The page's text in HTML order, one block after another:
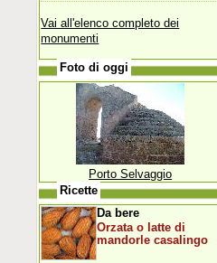
Vai all'elenco completo dei
monumenti
Foto di oggi
Porto Selvaggio
Ricette
Da bere
Orzata o latte di
mandorle casalingo